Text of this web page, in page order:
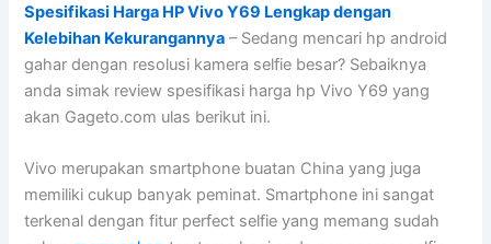
Spesifikasi Harga HP Vivo Y69 Lengkap dengan
Kelebihan Kekurangannya – Sedang mencari hp android
gahar dengan resolusi kamera selfie besar? Sebaiknya
anda simak review spesifikasi harga hp Vivo Y69 yang
akan Gageto.com ulas berikut ini.
Vivo merupakan smartphone buatan China yang juga
memiliki cukup banyak peminat. Smartphone ini sangat
terkenal dengan fitur perfect selfie yang memang sudah